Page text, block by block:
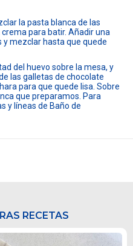
la pasta blanca de las
para batir. Añadir una
mezclar hasta que quede
del huevo sobre la mesa, y
las galletas de chocolate
para que quede lisa. Sobre
que preparamos. Para
y líneas de Baño de
RECETAS